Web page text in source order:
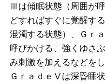
Ⅲは傾眠状態（周囲が
どすればすぐに覚醒す
混濁する状態）、Ｇｒ
呼びかける、強くゆさ
み刺激を加えるなどを
ＧｒａｄｅⅤは深昏睡